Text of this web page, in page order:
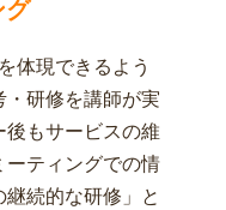
グ
体現できるよう
・研修を講師が実
もサービスの維
ーティングでの情
続的な研修」と